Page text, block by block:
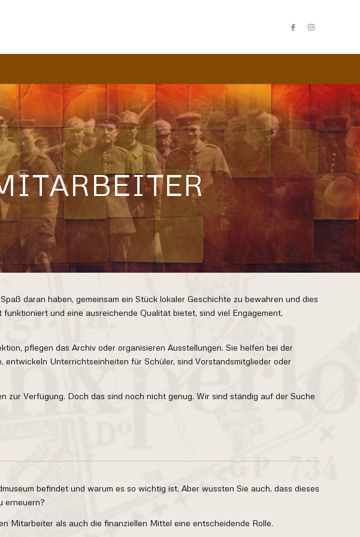
daran haben, gemeinsam ein Stück lokaler Geschichte zu bewahren und dies
und eine ausreichende Qualität bietet, sind viel Engagement,
pflegen das Archiv oder organisieren Ausstellungen. Sie helfen bei der
Unterrichtseinheiten für Schüler, sind Vorstandsmitglieder oder
Verfügung. Doch das sind noch nicht genug. Wir sind ständig auf der Suche
befindet und warum es so wichtig ist. Aber wussten Sie auch, dass dieses
erneuern?
Mitarbeiter als auch die finanziellen Mittel eine entscheidende Rolle.